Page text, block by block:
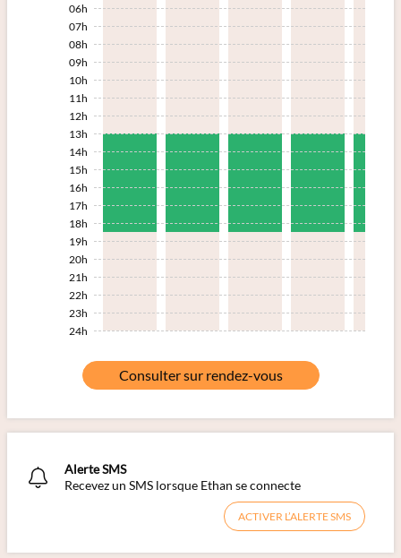
06h
07h
08h
09h
10h
11h
12h
13h
14h
15h
16h
17h
18h
19h
20h
21h
22h
23h
24h
Consulter sur rendez-vous
Alerte SMS
Recevez un SMS lorsque Ethan se connecte
ACTIVER L’ALERTE SMS